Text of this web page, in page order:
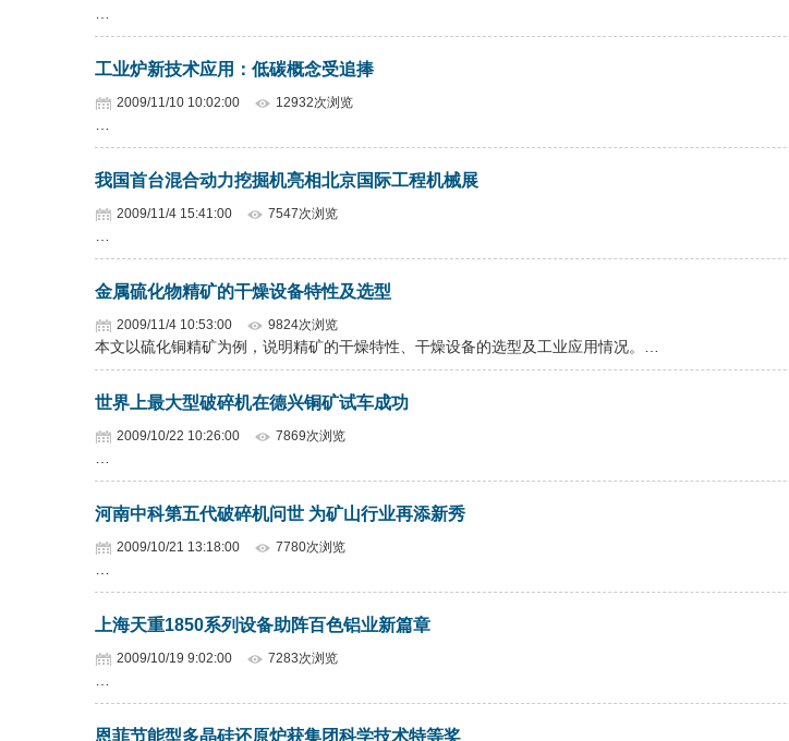
工业炉新技术应用：低碳概念受追捧
2009/11/10 10:02:00 12932次浏览
我国首台混合动力挖掘机亮相北京国际工程机械展
2009/11/4 15:41:00 7547次浏览
金属硫化物精矿的干燥设备特性及选型
2009/11/4 10:53:00 9824次浏览
本文以硫化铜精矿为例，说明精矿的干燥特性、干燥设备的选型及工业应用情况。…
世界上最大型破碎机在德兴铜矿试车成功
2009/10/22 10:26:00 7869次浏览
河南中科第五代破碎机问世 为矿山行业再添新秀
2009/10/21 13:18:00 7780次浏览
上海天重1850系列设备助阵百色铝业新篇章
2009/10/19 9:02:00 7283次浏览
恩菲节能型多晶硅还原炉获集团科学技术特等奖